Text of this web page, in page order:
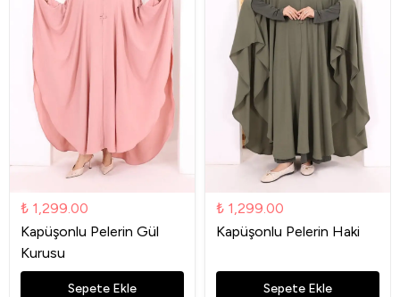
₺ 1,299.00
Kapüşonlu Pelerin Gül
Kurusu
Sepete Ekle
₺ 1,299.00
Kapüşonlu Pelerin Haki
Sepete Ekle